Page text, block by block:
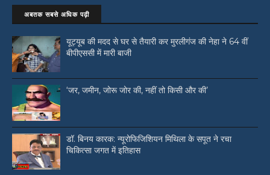
अबतक सबसे अधिक पढ़ी
यूट्यूब की मदद से घर से तैयारी कर मुरलीगंज की नेहा ने 64 वीं
बीपीएससी में मारी बाजी
‘जर, जमीन, जोरू जोर की, नहीं तो किसी और की’
डॉ. बिनय कारक: न्यूरोफिजिशियन मिथिला के सपूत ने रचा
चिकित्सा जगत में इतिहास